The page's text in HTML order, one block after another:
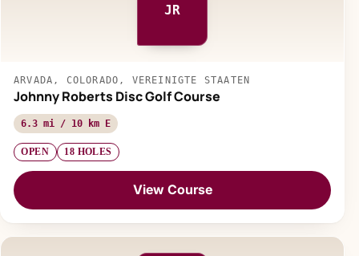
JR
ARVADA, COLORADO, VEREINIGTE STAATEN
Johnny Roberts Disc Golf Course
6.3 mi / 10 km E
OPEN 18 HOLES
View Course